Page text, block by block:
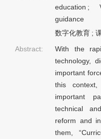
education ;
guidance
数字化教育 ;
Abstract:
With the
technology,
important
this
important
technical
reform and
them,